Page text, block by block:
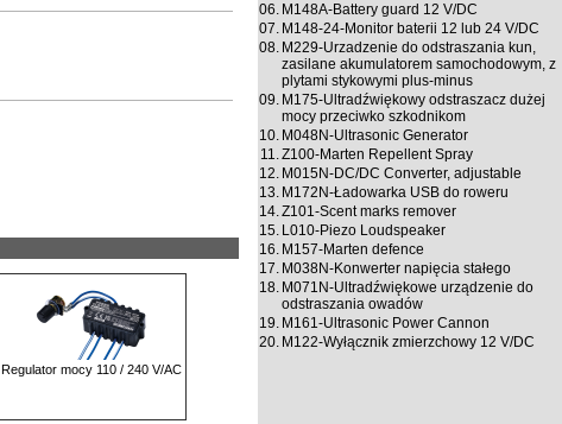
Regulator mocy 110 / 240 V/AC
06. M148A-Battery guard 12 V/DC
07. M148-24-Monitor baterii 12 lub 24 V/DC
08. M229-Urzadzenie do odstraszania kun,
zasilane akumulatorem samochodowym, z
plytami stykowymi plus-minus
09. M175-Ultradźwiękowy odstraszacz dużej
mocy przeciwko szkodnikom
10. M048N-Ultrasonic Generator
11.Z100-Marten Repellent Spray
12. M015N-DC/DC Converter, adjustable
13. M172N-Ładowarka USB do roweru
14.Z101-Scent marks remover
15. L010-Piezo Loudspeaker
16. M157-Marten defence
17. M038N-Konwerter napięcia stałego
18. M071N-Ultradźwiękowe urządzenie do
odstraszania owadów
19. M161-Ultrasonic Power Cannon
20. M122-Wyłącznik zmierzchowy 12 V/DC